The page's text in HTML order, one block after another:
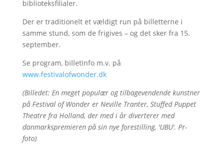
biblioteksfilialer.
Der er traditionelt et vældigt run på billetterne i
samme stund, som de frigives – og det sker fra 15.
september.
Se program, billetinfo m.v. på
www.festivalofwonder.dk
(Billedet: En meget populær og tilbagevendende kunstner
på Festival of Wonder er Neville Tranter, Stuffed Puppet
Theatre fra Holland, der med i år diverterer med
danmarkspremieren på sin nye forestilling, 'UBU'. Pr-
foto)